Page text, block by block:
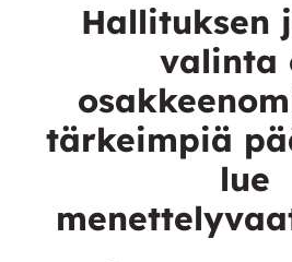
Hallituksen
valinta
tärkeimpiä
lue